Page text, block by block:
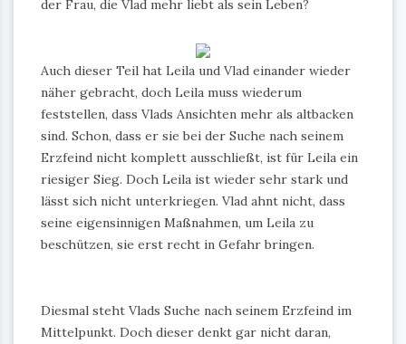
der Frau, die Vlad mehr liebt als sein Leben?
Auch dieser Teil hat Leila und Vlad einander wieder
näher gebracht, doch Leila muss wiederum
feststellen, dass Vlads Ansichten mehr als altbacken
sind. Schon, dass er sie bei der Suche nach seinem
Erzfeind nicht komplett ausschließt, ist für Leila ein
riesiger Sieg. Doch Leila ist wieder sehr stark und
lässt sich nicht unterkriegen. Vlad ahnt nicht, dass
seine eigensinnigen Maßnahmen, um Leila zu
beschützen, sie erst recht in Gefahr bringen.
Diesmal steht Vlads Suche nach seinem Erzfeind im
Mittelpunkt. Doch dieser denkt gar nicht daran,